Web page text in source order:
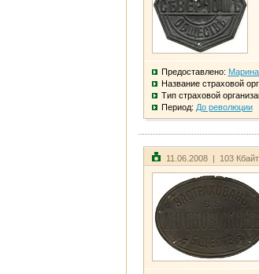
Предоставлено:
Название страховой
Тип страховой
Период: До революции
11.06.2008 | 103